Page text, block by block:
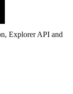
Explorer API and